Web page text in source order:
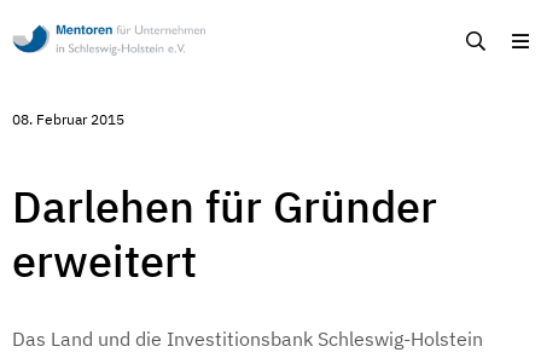
Unternehmensberatung
in
Schleswig-
Suche
08. Februar 2015
Darlehen für Gründer
erweitert
Das Land und die Investitionsbank Schleswig-Holstein